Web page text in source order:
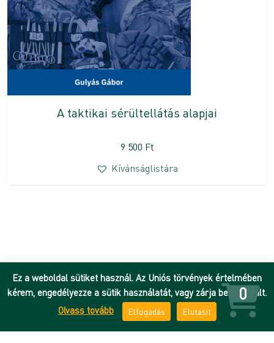
A taktikai sérültellátás alapjai
9 500 Ft
Kívánságlistára
Ez a weboldal sütiket használ. Az Uniós törvények értelmében
kérem, engedélyezze a sütik használatát, vagy zárja be az oldalt.
Olvass tovább
Elfogadás Elutasít
0